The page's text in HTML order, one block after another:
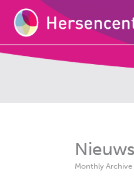
Monthly Archive